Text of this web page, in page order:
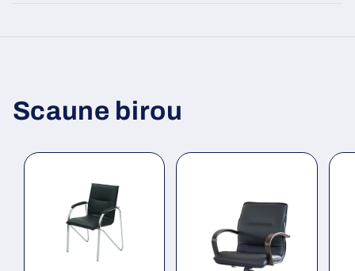
Scaune birou